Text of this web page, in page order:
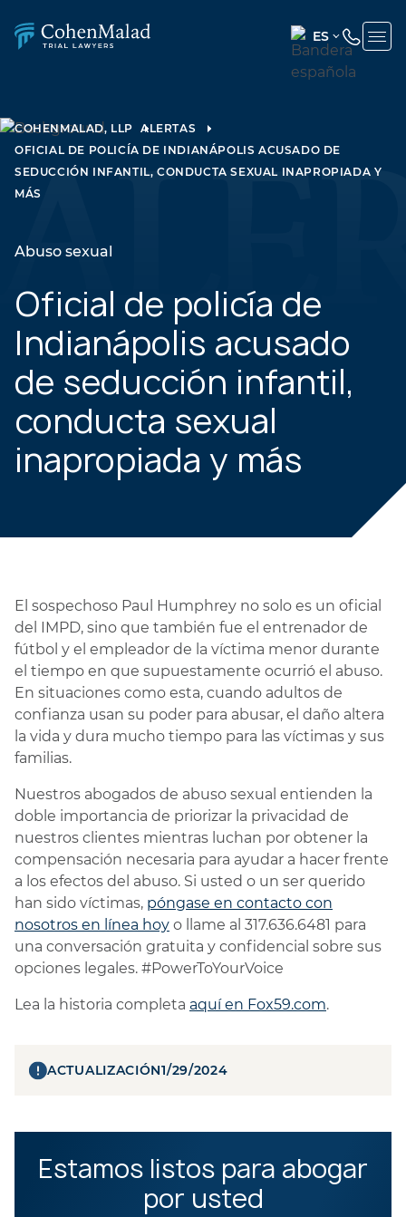
ES
ENGLISH
SPANISH
COHENMALAD, LLP ALERTAS
OFICIAL DE POLICÍA DE INDIANÁPOLIS ACUSADO DE
SEDUCCIÓN INFANTIL, CONDUCTA SEXUAL INAPROPIADA Y
MÁS
Abuso sexual
Oficial de policía de
Indianápolis acusado
de seducción infantil,
conducta sexual
inapropiada y más
El sospechoso Paul Humphrey no solo es un oficial
del IMPD, sino que también fue el entrenador de
fútbol y el empleador de la víctima menor durante
el tiempo en que supuestamente ocurrió el abuso.
En situaciones como esta, cuando adultos de
confianza usan su poder para abusar, el daño altera
la vida y dura mucho tiempo para las víctimas y sus
familias.
Nuestros abogados de abuso sexual entienden la
doble importancia de priorizar la privacidad de
nuestros clientes mientras luchan por obtener la
compensación necesaria para ayudar a hacer frente
a los efectos del abuso. Si usted o un ser querido
han sido víctimas, póngase en contacto con
nosotros en línea hoy o llame al 317.636.6481 para
una conversación gratuita y confidencial sobre sus
opciones legales. #PowerToYourVoice
Lea la historia completa aquí en Fox59.com.
ACTUALIZACIÓN1/29/2024
Estamos listos para abogar
por usted